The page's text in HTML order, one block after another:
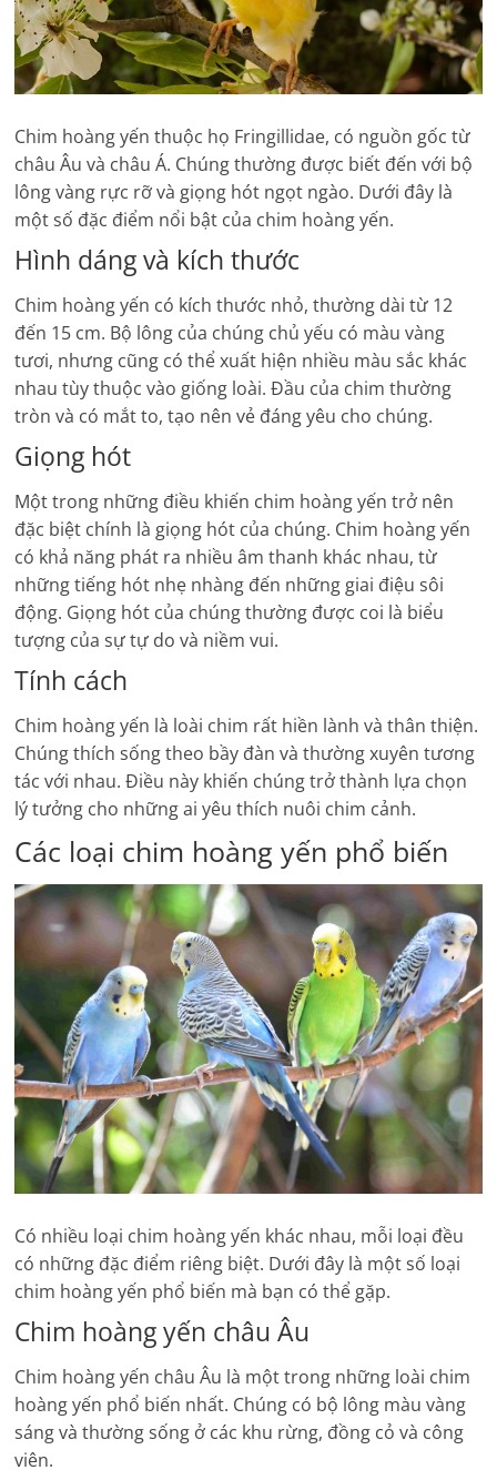
Chim hoàng yến thuộc họ Fringillidae, có nguồn gốc từ
châu Âu và châu Á. Chúng thường được biết đến với bộ
lông vàng rực rỡ và giọng hót ngọt ngào. Dưới đây là
một số đặc điểm nổi bật của chim hoàng yến.
Hình dáng và kích thước
Chim hoàng yến có kích thước nhỏ, thường dài từ 12
đến 15 cm. Bộ lông của chúng chủ yếu có màu vàng
tươi, nhưng cũng có thể xuất hiện nhiều màu sắc khác
nhau tùy thuộc vào giống loài. Đầu của chim thường
tròn và có mắt to, tạo nên vẻ đáng yêu cho chúng.
Giọng hót
Một trong những điều khiến chim hoàng yến trở nên
đặc biệt chính là giọng hót của chúng. Chim hoàng yến
có khả năng phát ra nhiều âm thanh khác nhau, từ
những tiếng hót nhẹ nhàng đến những giai điệu sôi
động. Giọng hót của chúng thường được coi là biểu
tượng của sự tự do và niềm vui.
Tính cách
Chim hoàng yến là loài chim rất hiền lành và thân thiện.
Chúng thích sống theo bầy đàn và thường xuyên tương
tác với nhau. Điều này khiến chúng trở thành lựa chọn
lý tưởng cho những ai yêu thích nuôi chim cảnh.
Các loại chim hoàng yến phổ biến
Có nhiều loại chim hoàng yến khác nhau, mỗi loại đều
có những đặc điểm riêng biệt. Dưới đây là một số loại
chim hoàng yến phổ biến mà bạn có thể gặp.
Chim hoàng yến châu Âu
Chim hoàng yến châu Âu là một trong những loài chim
hoàng yến phổ biến nhất. Chúng có bộ lông màu vàng
sáng và thường sống ở các khu rừng, đồng cỏ và công
viên.